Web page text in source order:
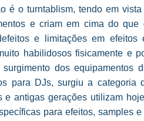
é o turntablism, tendo em
e criam em cima do que
e limitações em efeitos
habilidosos fisicamente e
dos equipamentos
para DJs, surgiu a categoria
antigas gerações utilizam
para efeitos, samples